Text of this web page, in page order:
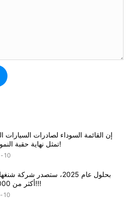
إن القائمة السوداء لصادرات السيارات
تمثل نهاية حقبة النمو الوحشي!
10
بحلول عام 2025، ستصدر شركة
أكثر من 4000 سيارة!!!
10